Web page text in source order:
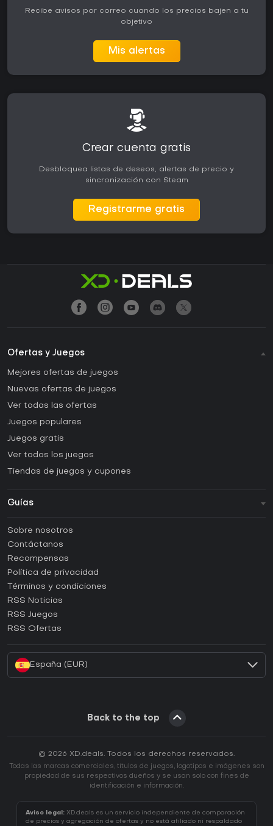
Recibe avisos por correo cuando los precios bajen a tu
objetivo
Mis alertas
Crear cuenta gratis
Desbloquea listas de deseos, alertas de precio y
sincronización con Steam
Registrarme gratis
Ofertas y Juegos
Mejores ofertas de juegos
Nuevas ofertas de juegos
Ver todas las ofertas
Juegos populares
Juegos gratis
Ver todos los juegos
Tiendas de juegos y cupones
Guías
Guías y tutoriales
¿Cómo activar una CD Key de Steam?
¿Cómo activar una CD Key de Epic Games?
¿Cómo activar una CD Key de GOG?
¿Cómo activar una CD Key de Ubisoft Connect?
Sobre nosotros
Contáctanos
Recompensas
Política de privacidad
Términos y condiciones
RSS Noticias
RSS Juegos
RSS Ofertas
España (EUR)
Back to the top
© 2026 XD.deals. Todos los derechos reservados.
Todas las marcas comerciales, títulos de juegos, logotipos e imágenes son
propiedad de sus respectivos dueños y se usan solo con fines de
identificación e información.
Aviso legal: XD.deals es un servicio independiente de comparación
de precios y agregación de ofertas y no está afiliado ni respaldado